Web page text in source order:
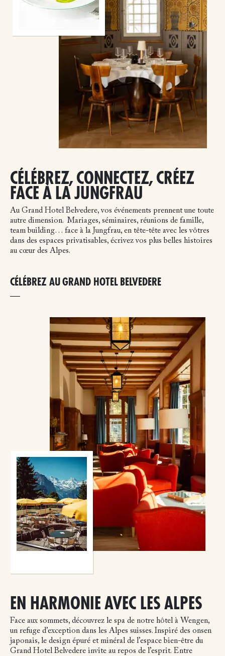
CÉLÉBREZ, CONNECTEZ, CRÉEZ
FACE À LA JUNGFRAU
Au Grand Hotel Belvedere, vos événements prennent une toute
autre dimension. Mariages, séminaires, réunions de famille,
team building… face à la Jungfrau, en tête-tête avec les vôtres
dans des espaces privatisables, écrivez vos plus belles histoires
au cœur des Alpes.
CÉLÉBREZ AU GRAND HOTEL BELVEDERE
EN HARMONIE AVEC LES ALPES
Face aux sommets, découvrez le spa de notre hôtel à Wengen,
un refuge d’exception dans les Alpes suisses. Inspiré des onsen
japonais, le design épuré et minéral de l’espace bien-être du
Grand Hotel Belvedere invite au repos de l’esprit. Entre